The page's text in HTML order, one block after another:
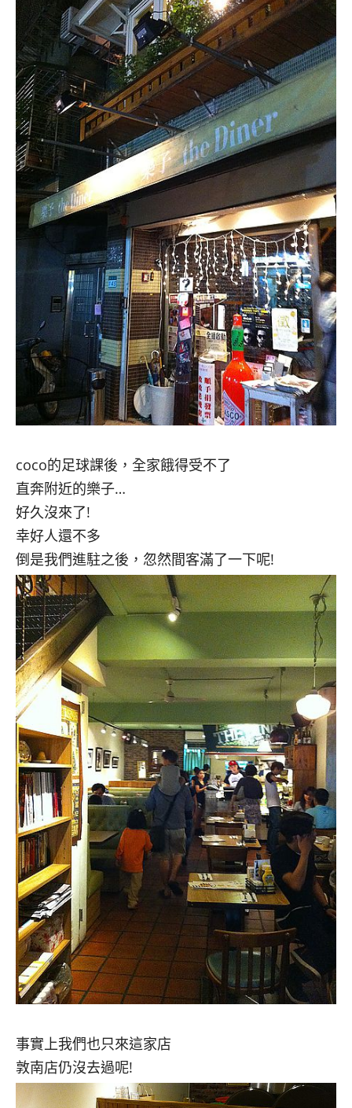
coco的足球課後，全家餓得受不了
直奔附近的樂子…
好久沒來了!
幸好人還不多
倒是我們進駐之後，忽然間客滿了一下呢!
事實上我們也只來這家店
敦南店仍沒去過呢!